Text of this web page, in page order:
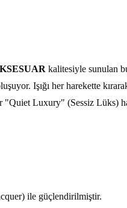
kalitesiyle sunulan
Işığı her harekette
"Quiet Luxury" (Sessiz Lüks)
ile güçlendirilmiştir.